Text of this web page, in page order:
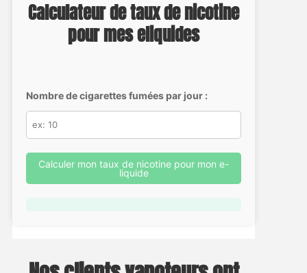
Calculateur de taux de nicotine
pour mes eliquides
Nombre de cigarettes fumées par jour :
Calculer mon taux de nicotine pour mon e-
liquide